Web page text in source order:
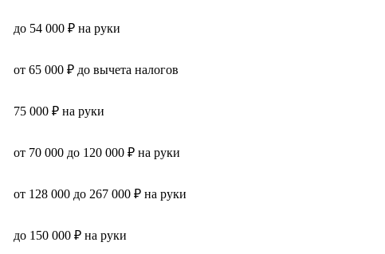
до 54 000 ₽ на руки
от 65 000 ₽ до вычета налогов
75 000 ₽ на руки
от 70 000 до 120 000 ₽ на руки
от 128 000 до 267 000 ₽ на руки
до 150 000 ₽ на руки